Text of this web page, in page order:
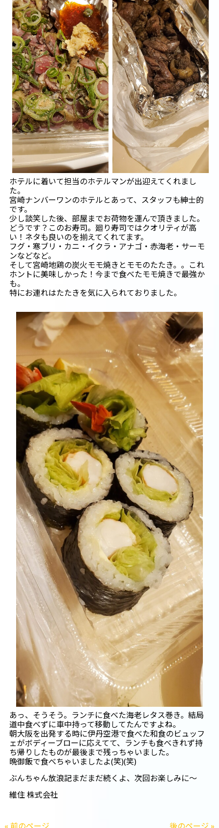
ホテルに着いて担当のホテルマンが出迎えてくれまし
た。
宮崎ナンバーワンのホテルとあって、スタッフも紳士的
です。
少し談笑した後、部屋までお荷物を運んで頂きました。
どうです？このお寿司。廻り寿司ではクオリティが高
い！ネタも良いのを揃えてくれてます。
フグ・寒ブリ・カニ・イクラ・アナゴ・赤海老・サーモ
ンなどなど。
そして宮崎地鶏の炭火モモ焼きとモモのたたき。。これ
ホントに美味しかった！今まで食べたモモ焼きで最強か
も。
特にお連れはたたきを気に入られておりました。
あっ、そうそう。ランチに食べた海老レタス巻き。結局
道中食べずに車中持って移動してたんですよね。
朝大阪を出発する時に伊丹空港で食べた和食のビュッフ
ェがボディーブローに応えてて、ランチも食べきれず持
ち帰りしたものが最後まで残っちゃいました。
晩御飯で食べちゃいましたよ(笑)(笑)
ぶんちゃん放浪記まだまだ続くよ、次回お楽しみに～
維住 株式会社